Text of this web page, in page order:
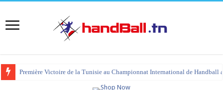
Première Victoire de la Tunisie au Championnat International de Handball